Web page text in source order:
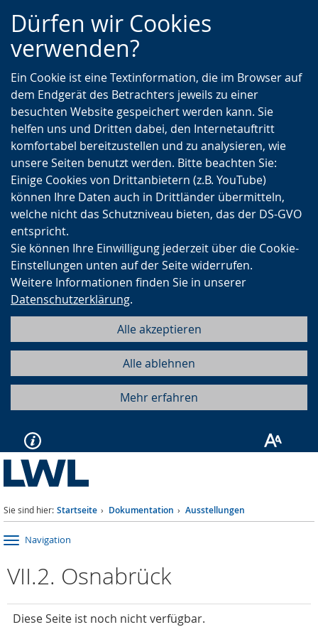
Zur
Hauptnavigation
Zur
Seitennavigation
Zum
Inhalt
Dürfen wir Cookies
verwenden?
Ein Cookie ist eine Textinformation, die im Browser auf
dem Endgerät des Betrachters jeweils zu einer
besuchten Website gespeichert werden kann. Sie
helfen uns und Dritten dabei, den Internetauftritt
komfortabel bereitzustellen und zu analysieren, wie
unsere Seiten benutzt werden. Bitte beachten Sie:
Einige Cookies von Drittanbietern (z.B. YouTube)
können Ihre Daten auch in Drittländer übermitteln,
welche nicht das Schutzniveau bieten, das der DS-GVO
entspricht.
Sie können Ihre Einwilligung jederzeit über die Cookie-
Einstellungen unten auf der Seite widerrufen.
Weitere Informationen finden Sie in unserer
Datenschutzerklärung.
Alle akzeptieren
Alle ablehnen
Mehr erfahren
Sie sind hier: Startseite Dokumentation Ausstellungen
Navigation
VII.2. Osnabrück
Diese Seite ist noch nicht verfügbar.